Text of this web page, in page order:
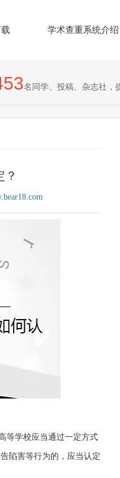
学术查重系统介绍
名同学、投稿、杂志社，
？
等学校应当通过一定方式
陷害等行为的，应当认定